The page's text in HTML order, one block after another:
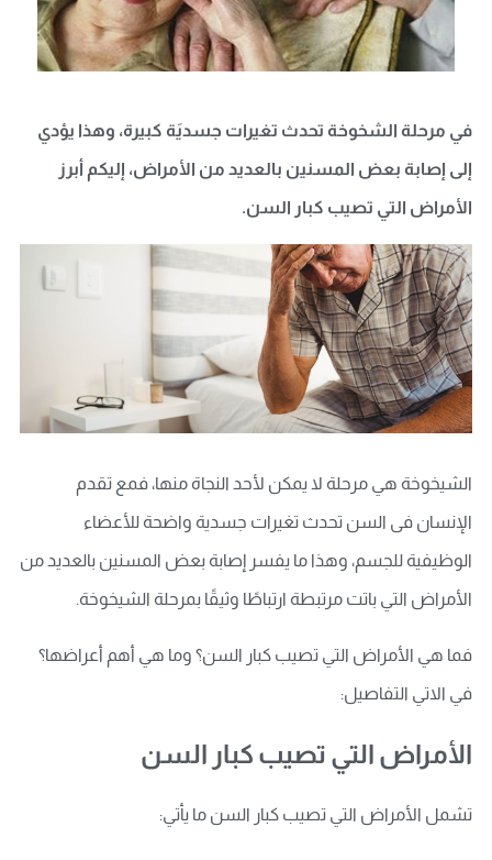
في مرحلة الشخوخة تحدث تغيرات جسديَة كبيرة، وهذا يؤدي
إلى إصابة بعض المسنين بالعديد من الأمراض، إليكم أبرز
الأمراض التي تصيب كبار السن.
الشيخوخة هي مرحلة لا يمكن لأحد النجاة منها، فمع تقدم
الإنسان فى السن تحدث تغيرات جسدية واضحة للأعضاء
الوظيفية للجسم، وهذا ما يفسر إصابة بعض المسنين بالعديد من
الأمراض التي باتت مرتبطة ارتباطًا وثيقًا بمرحلة الشيخوخة.
فما هي الأمراض التي تصيب كبار السن؟ وما هي أهم أعراضها؟
في الاتي التفاصيل:
الأمراض التي تصيب كبار السن
تشمل الأمراض التي تصيب كبار السن ما يأتي: